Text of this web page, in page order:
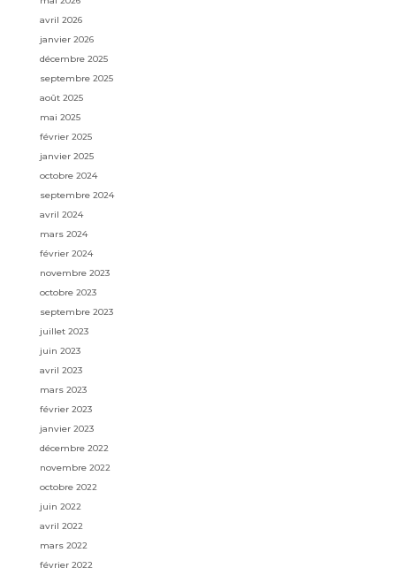
avril 2026
janvier 2026
décembre 2025
septembre 2025
août 2025
mai 2025
février 2025
janvier 2025
octobre 2024
septembre 2024
avril 2024
mars 2024
février 2024
novembre 2023
octobre 2023
septembre 2023
juillet 2023
juin 2023
avril 2023
mars 2023
février 2023
janvier 2023
décembre 2022
novembre 2022
octobre 2022
juin 2022
avril 2022
mars 2022
février 2022